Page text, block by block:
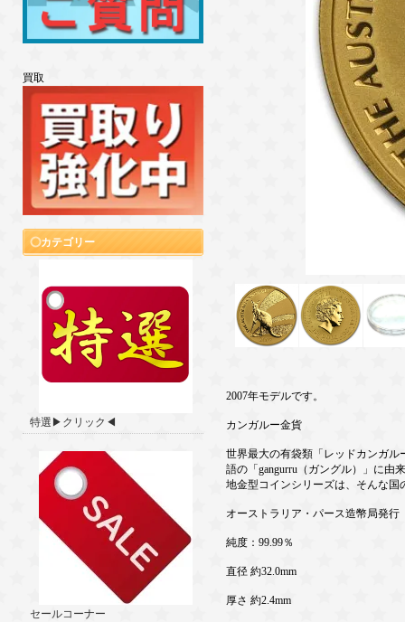
買取
カテゴリー
特選▶クリック◀
セールコーナー
2007年モデルです。
カンガルー金貨
世界最大の有袋類「レッドカンガル
語の「gangurru（ガングル）」に由
地金型コインシリーズは、そんな
オーストラリア・パース造幣局発行
純度：99.99％
直径 約32.0mm
厚さ 約2.4mm